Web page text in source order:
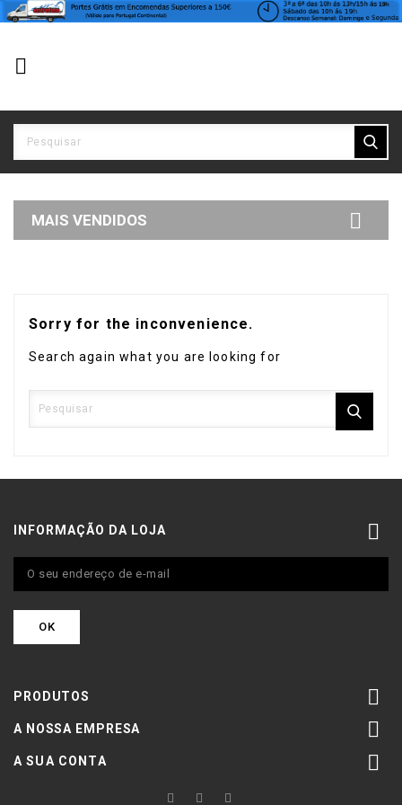

MAIS VENDIDOS 
Sorry for the inconvenience.
Search again what you are looking for
INFORMAÇÃO DA LOJA 
PRODUTOS 
A NOSSA EMPRESA 
A SUA CONTA 